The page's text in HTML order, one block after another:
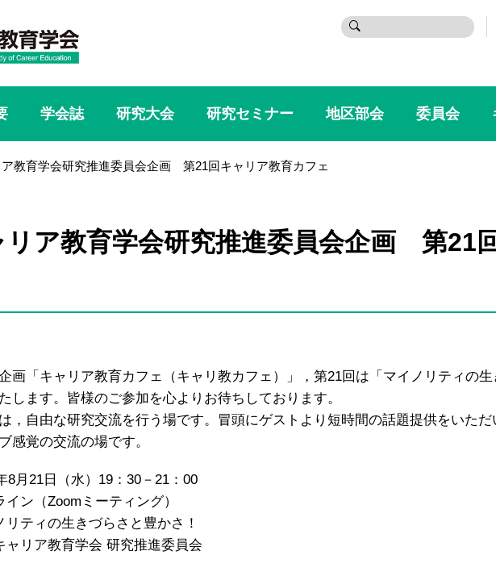
検
学会誌 研究大会 研究セミナー 地区部会 委員会
ア教育学会研究推進委員会企画 第21回キャリア教育カフェ
リア教育学会研究推進委員会企画 第21
画「キャリア教育カフェ（キャリ教カフェ）」，第21回は「マイノリティの
します。皆様のご参加を心よりお待ちしております。
，自由な研究交流を行う場です。冒頭にゲストより短時間の話題提供をいた
感覚の交流の場です。
月21日（水）19：30－21：00
ン（Zoomミーティング）
ティの生きづらさと豊かさ！
リア教育学会 研究推進委員会